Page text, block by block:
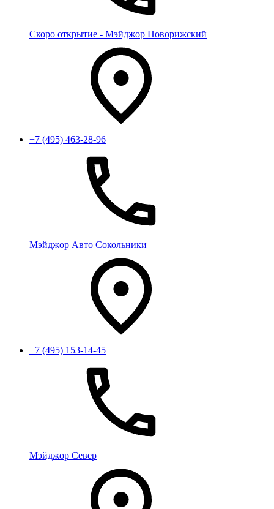
Скоро открытие - Мэйджор Новорижский
+7 (495) 463-28-96
Мэйджор Авто Сокольники
+7 (495) 153-14-45
Мэйджор Север